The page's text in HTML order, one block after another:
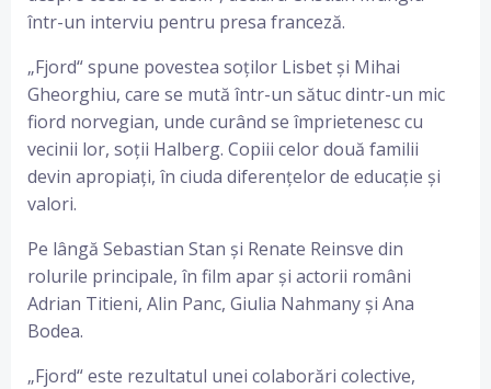
într-un interviu pentru presa franceză.
„Fjord“ spune povestea soților Lisbet și Mihai
Gheorghiu, care se mută într-un sătuc dintr-un mic
fiord norvegian, unde curând se împrietenesc cu
vecinii lor, soții Halberg. Copiii celor două familii
devin apropiați, în ciuda diferențelor de educație și
valori.
Pe lângă Sebastian Stan și Renate Reinsve din
rolurile principale, în film apar și actorii români
Adrian Titieni, Alin Panc, Giulia Nahmany și Ana
Bodea.
„Fjord“ este rezultatul unei colaborări colective,